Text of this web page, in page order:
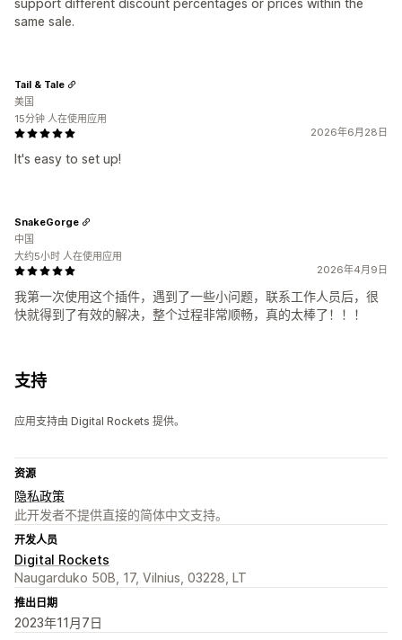
support different discount percentages or prices within the
same sale.
2026年6月28日
It's easy to set up!
Tail & Tale
美国
15分钟 人在使用应用
2026年4月9日
我第一次使用这个插件，遇到了一些小问题，联系工作人员后，很
快就得到了有效的解决，整个过程非常顺畅，真的太棒了！！！
SnakeGorge
中国
大约5小时 人在使用应用
支持
应用支持由 Digital Rockets 提供。
资源
隐私政策
此开发者不提供直接的简体中文支持。
开发人员
Digital Rockets
Naugarduko 50B, 17, Vilnius, 03228, LT
推出日期
2023年11月7日